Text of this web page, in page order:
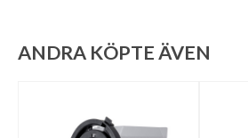
ANDRA KÖPTE ÄVEN